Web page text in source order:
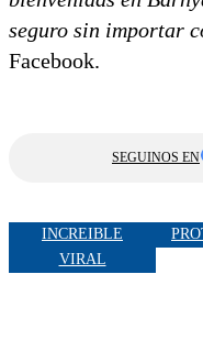
seguro sin importar
Facebook.
SEGUINOS EN
INCREIBLE
VIRAL